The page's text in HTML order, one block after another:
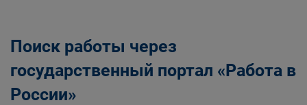
Поиск работы через
государственный портал «Работа в
России»